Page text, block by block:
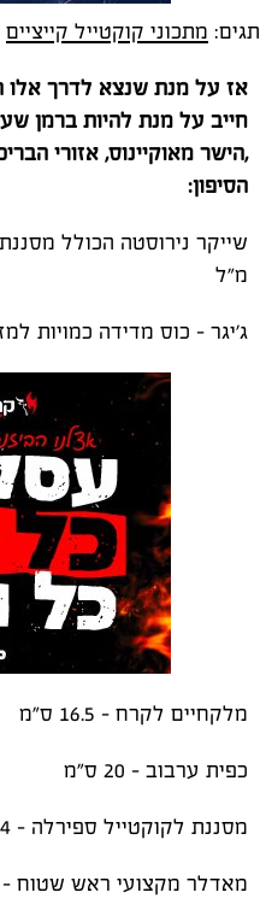
תגים: מתכוני קוקטייל קייציים
אז על מנת שנצא לדרך אלו
חייב על מנת להיות ברמן
,הישר מאוקיינוס, אזורי
הסיפון:
מ"ל
ג'יגר - כוס מדידה כמויות
מלקחיים לקרח - 16.5 ס"מ
כפית ערבוב - 20 ס"מ
מסננת לקוקטייל ספירלה - 14 ס"מ
מאדלר מקצועי ראש שטוח - 20.5 ס"מ